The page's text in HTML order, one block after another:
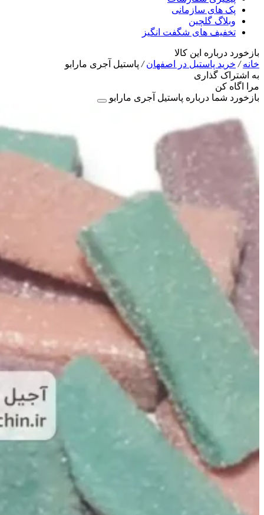
پک های سازمانی
وبلاگ گلچین
تخفیف های شگفت انگیز
بازخورد درباره این کالا
خانه/ خرید پاستیل در اصفهان/ پاستیل آجری مارابو
به اشتراک گذاری
مرا اگاه کن
بازخورد شما درباره پاستیل آجری مارابو